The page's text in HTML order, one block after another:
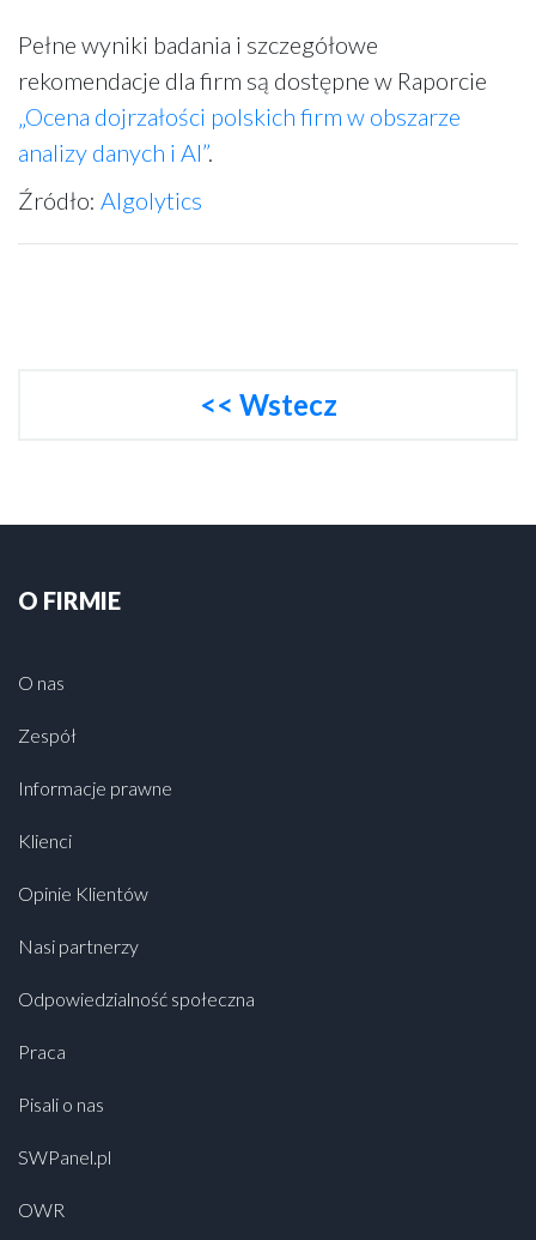
Pełne wyniki badania i szczegółowe
rekomendacje dla firm są dostępne w Raporcie
„Ocena dojrzałości polskich firm w obszarze
analizy danych i AI”.
Źródło: Algolytics
<< Wstecz
O FIRMIE
O nas
Zespół
Informacje prawne
Klienci
Opinie Klientów
Nasi partnerzy
Odpowiedzialność społeczna
Praca
Pisali o nas
SWPanel.pl
OWR